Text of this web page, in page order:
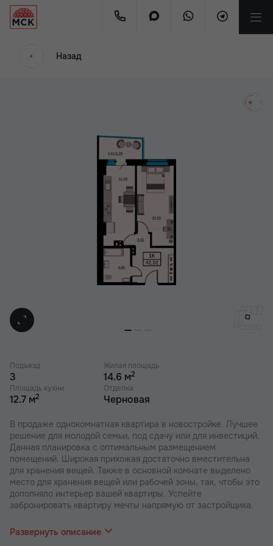
Назад
Подъезд
3
Жилая площадь
14.6 м2
Площадь кухни
12.7 м2
Отделка
Черновая
В продаже однокомнатная квартира в новостройке. Лучшее
решение для молодой семьи, под сдачу или для инвестиций.
Данная планировка с оптимальным размещением
помещений. Широкая прихожая достаточно вместительна
для хранения вещей. Также в основной комнате выделено
место для хранения вещей или рабочей зоны, так, чтобы это
дополняло интерьер вашей квартиры. Успейте
забронировать квартиру мечты напрямую от застройщика.
отделе продаж вас проконсультируют по актуальным
предложениям.
Развернуть описание